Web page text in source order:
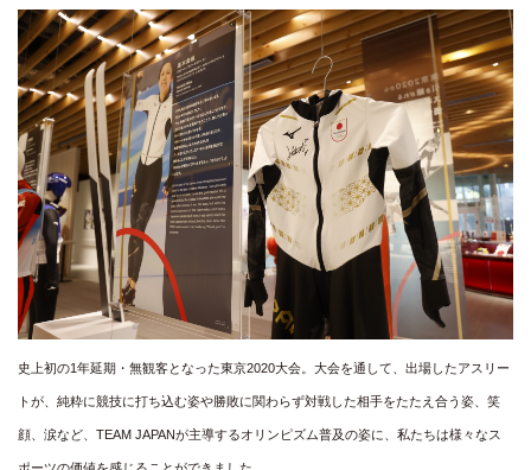
史上初の1年延期・無観客となった東京2020大会。大会を通して、出場したアスリー
トが、純粋に競技に打ち込む姿や勝敗に関わらず対戦した相手をたたえ合う姿、笑
顔、涙など、TEAM JAPANが主導するオリンピズム普及の姿に、私たちは様々なス